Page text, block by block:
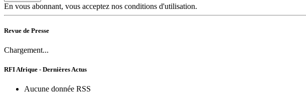
En vous abonnant, vous acceptez nos conditions d'utilisation.
Revue de Presse
Chargement...
RFI Afrique - Dernières Actus
Aucune donnée RSS